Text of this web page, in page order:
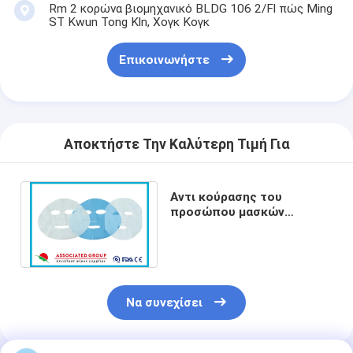
Rm 2 κορώνα βιομηχανικό BLDG 106 2/Fl πώς Ming
ST Kwun Tong Kln, Χογκ Κογκ
Επικοινωνήστε
Αποκτήστε Την Καλύτερη Τιμή Για
Αντι κούρασης του
προσώπου μασκών
Να συνεχίσει